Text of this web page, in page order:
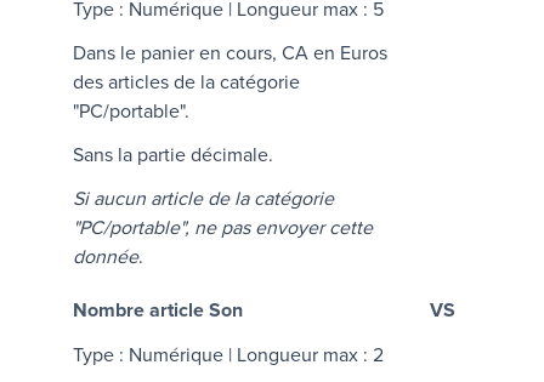
Type : Numérique | Longueur max : 5
Dans le panier en cours, CA en Euros
des articles de la catégorie
"PC/portable".
Sans la partie décimale.
Si aucun article de la catégorie
"PC/portable", ne pas envoyer cette
donnée.
Nombre article Son
Type : Numérique | Longueur max : 2
VS